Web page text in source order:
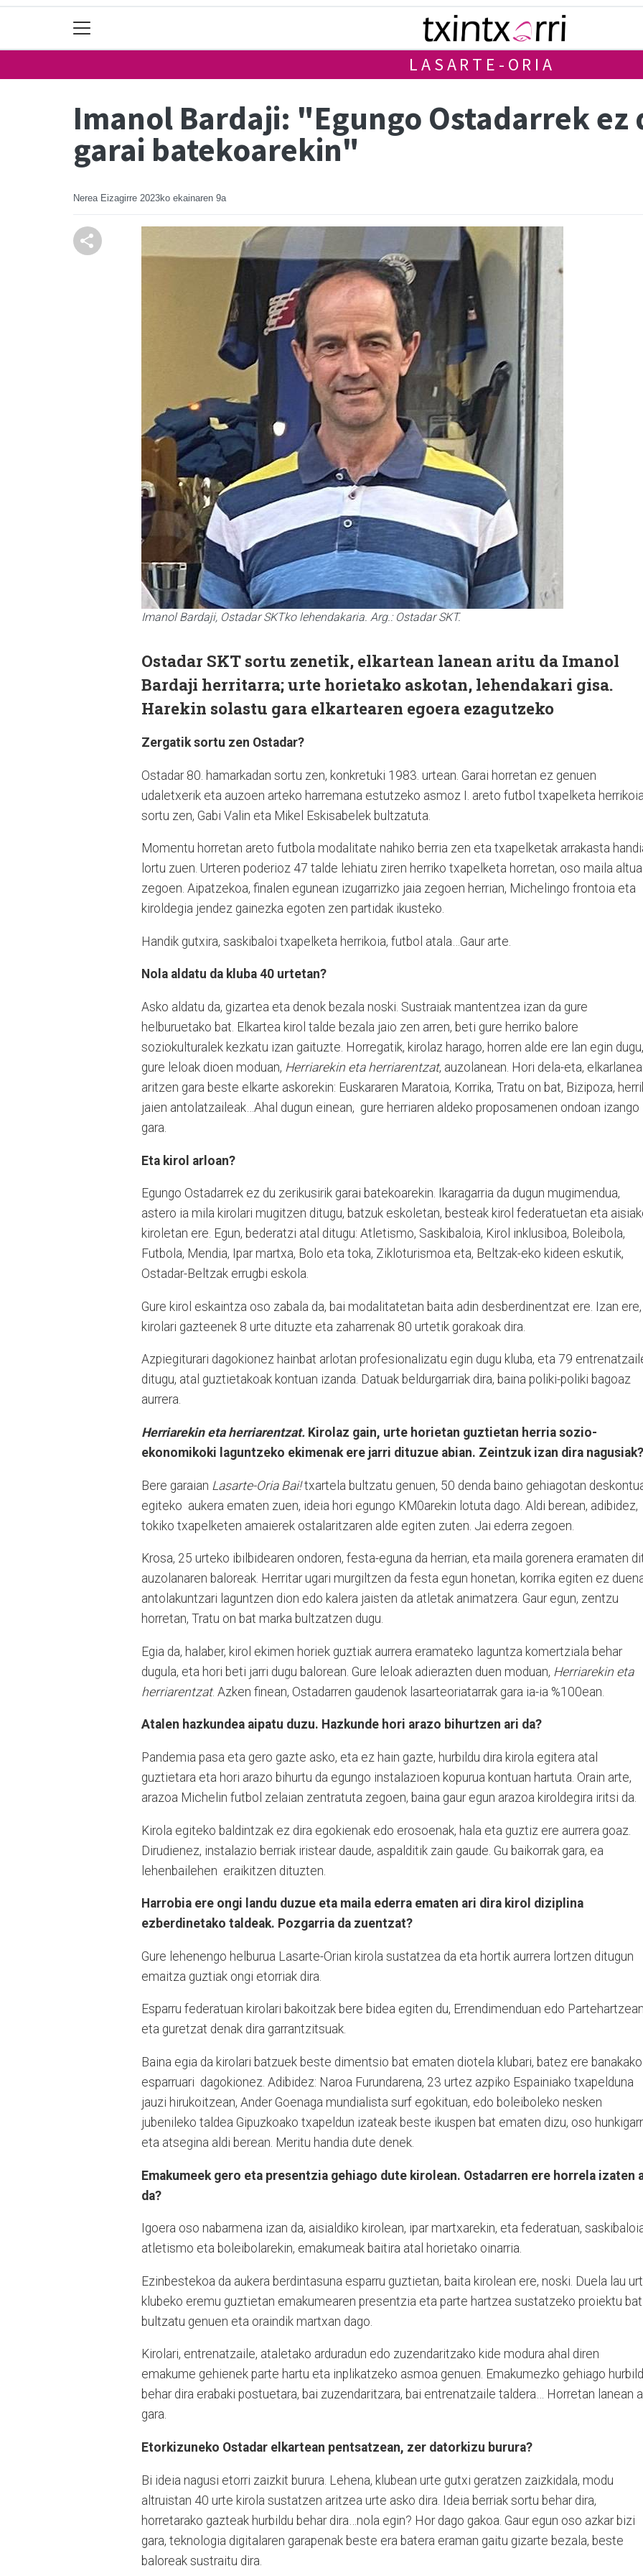
LASARTE-ORIA
Imanol Bardaji: "Egungo Ostadarrek
garai batekoarekin"
Nerea Eizagirre 2023ko ekainaren 9a
Imanol Bardaji, Ostadar SKTko lehendakaria. Arg.: Ostadar SKT.
Ostadar SKT sortu zenetik, elkartean lanean aritu da Imanol
Bardaji herritarra; urte horietako askotan, lehendakari gisa.
Harekin solastu gara elkartearen egoera ezagutzeko
Zergatik sortu zen Ostadar?
Ostadar 80. hamarkadan sortu zen, konkretuki 1983. urtean. Garai horretan ez genuen
udaletxerik eta auzoen arteko harremana estutzeko asmoz I. areto futbol txapelketa
sortu zen, Gabi Valin eta Mikel Eskisabelek bultzatuta.
Momentu horretan areto futbola modalitate nahiko berria zen eta txapelketak arrakasta
lortu zuen. Urteren poderioz 47 talde lehiatu ziren herriko txapelketa horretan, oso maila altua
zegoen. Aipatzekoa, finalen egunean izugarrizko jaia zegoen herrian, Michelingo frontoia eta
kiroldegia jendez gainezka egoten zen partidak ikusteko.
Handik gutxira, saskibaloi txapelketa herrikoia, futbol atala…Gaur arte.
Nola aldatu da kluba 40 urtetan?
Asko aldatu da, gizartea eta denok bezala noski. Sustraiak mantentzea izan da gure
helburuetako bat. Elkartea kirol talde bezala jaio zen arren, beti gure herriko balore
soziokulturalek kezkatu izan gaituzte. Horregatik, kirolaz harago, horren alde ere lan egin dugu,
gure leloak dioen moduan, Herriarekin eta herriarentzat, auzolanean. Hori dela-eta,
aritzen gara beste elkarte askorekin: Euskararen Maratoia, Korrika, Tratu on bat, Bizipoza,
jaien antolatzaileak…Ahal dugun einean, gure herriaren aldeko proposamenen ondoan izango
gara.
Eta kirol arloan?
Egungo Ostadarrek ez du zerikusirik garai batekoarekin. Ikaragarria da dugun mugimendua,
astero ia mila kirolari mugitzen ditugu, batzuk eskoletan, besteak kirol federatuetan eta
kiroletan ere. Egun, bederatzi atal ditugu: Atletismo, Saskibaloia, Kirol inklusiboa, Boleibola,
Futbola, Mendia, Ipar martxa, Bolo eta toka, Zikloturismoa eta, Beltzak-eko kideen eskutik,
Ostadar-Beltzak errugbi eskola.
Gure kirol eskaintza oso zabala da, bai modalitatetan baita adin desberdinentzat ere. Izan ere,
kirolari gazteenek 8 urte dituzte eta zaharrenak 80 urtetik gorakoak dira.
Azpiegiturari dagokionez hainbat arlotan profesionalizatu egin dugu kluba, eta 79
ditugu, atal guztietakoak kontuan izanda. Datuak beldurgarriak dira, baina poliki-poliki bagoaz
aurrera.
Herriarekin eta herriarentzat. Kirolaz gain, urte horietan guztietan herria sozio-
ekonomikoki laguntzeko ekimenak ere jarri dituzue abian. Zeintzuk izan dira nagusiak?
Bere garaian Lasarte-Oria Bai!txartela bultzatu genuen, 50 denda baino gehiagotan
egiteko aukera ematen zuen, ideia hori egungo KM0arekin lotuta dago. Aldi berean, adibidez,
tokiko txapelketen amaierek ostalaritzaren alde egiten zuten. Jai ederra zegoen.
Krosa, 25 urteko ibilbidearen ondoren, festa-eguna da herrian, eta maila gorenera eramaten
auzolanaren baloreak. Herritar ugari murgiltzen da festa egun honetan, korrika egiten ez
antolakuntzari laguntzen dion edo kalera jaisten da atletak animatzera. Gaur egun, zentzu
horretan, Tratu on bat marka bultzatzen dugu.
Egia da, halaber, kirol ekimen horiek guztiak aurrera eramateko laguntza komertziala behar
dugula, eta hori beti jarri dugu balorean. Gure leloak adierazten duen moduan, Herriarekin eta
herriarentzat. Azken finean, Ostadarren gaudenok lasarteoriatarrak gara ia-ia %100ean.
Atalen hazkundea aipatu duzu. Hazkunde hori arazo bihurtzen ari da?
Pandemia pasa eta gero gazte asko, eta ez hain gazte, hurbildu dira kirola egitera atal
guztietara eta hori arazo bihurtu da egungo instalazioen kopurua kontuan hartuta. Orain arte,
arazoa Michelin futbol zelaian zentratuta zegoen, baina gaur egun arazoa kiroldegira iritsi da.
Kirola egiteko baldintzak ez dira egokienak edo erosoenak, hala eta guztiz ere aurrera goaz.
Dirudienez, instalazio berriak iristear daude, aspalditik zain gaude. Gu baikorrak gara, ea
lehenbailehen eraikitzen dituzten.
Harrobia ere ongi landu duzue eta maila ederra ematen ari dira kirol diziplina
ezberdinetako taldeak. Pozgarria da zuentzat?
Gure lehenengo helburua Lasarte-Orian kirola sustatzea da eta hortik aurrera lortzen ditugun
emaitza guztiak ongi etorriak dira.
Esparru federatuan kirolari bakoitzak bere bidea egiten du, Errendimenduan edo
eta guretzat denak dira garrantzitsuak.
Baina egia da kirolari batzuek beste dimentsio bat ematen diotela klubari, batez ere banakako
esparruari dagokionez. Adibidez: Naroa Furundarena, 23 urtez azpiko Espainiako txapelduna
jauzi hirukoitzean, Ander Goenaga mundialista surf egokituan, edo boleiboleko nesken
jubenileko taldea Gipuzkoako txapeldun izateak beste ikuspen bat ematen dizu, oso
eta atsegina aldi berean. Meritu handia dute denek.
Emakumeek gero eta presentzia gehiago dute kirolean. Ostadarren ere horrela izaten
da?
Igoera oso nabarmena izan da, aisialdiko kirolean, ipar martxarekin, eta federatuan,
atletismo eta boleibolarekin, emakumeak baitira atal horietako oinarria.
Ezinbestekoa da aukera berdintasuna esparru guztietan, baita kirolean ere, noski. Duela lau
klubeko eremu guztietan emakumearen presentzia eta parte hartzea sustatzeko proiektu bat
bultzatu genuen eta oraindik martxan dago.
Kirolari, entrenatzaile, ataletako arduradun edo zuzendaritzako kide modura ahal diren
emakume gehienek parte hartu eta inplikatzeko asmoa genuen. Emakumezko gehiago
behar dira erabaki postuetara, bai zuzendaritzara, bai entrenatzaile taldera… Horretan lanean
gara.
Etorkizuneko Ostadar elkartean pentsatzean, zer datorkizu burura?
Bi ideia nagusi etorri zaizkit burura. Lehena, klubean urte gutxi geratzen zaizkidala, modu
altruistan 40 urte kirola sustatzen aritzea urte asko dira. Ideia berriak sortu behar dira,
horretarako gazteak hurbildu behar dira…nola egin? Hor dago gakoa. Gaur egun oso azkar bizi
gara, teknologia digitalaren garapenak beste era batera eraman gaitu gizarte bezala, beste
baloreak sustraitu dira.